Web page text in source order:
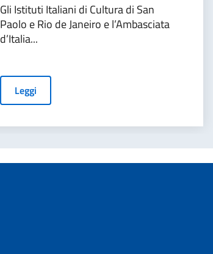
Gli Istituti Italiani di Cultura di San
Paolo e Rio de Janeiro e l’Ambasciata
d’Italia...
Leggi